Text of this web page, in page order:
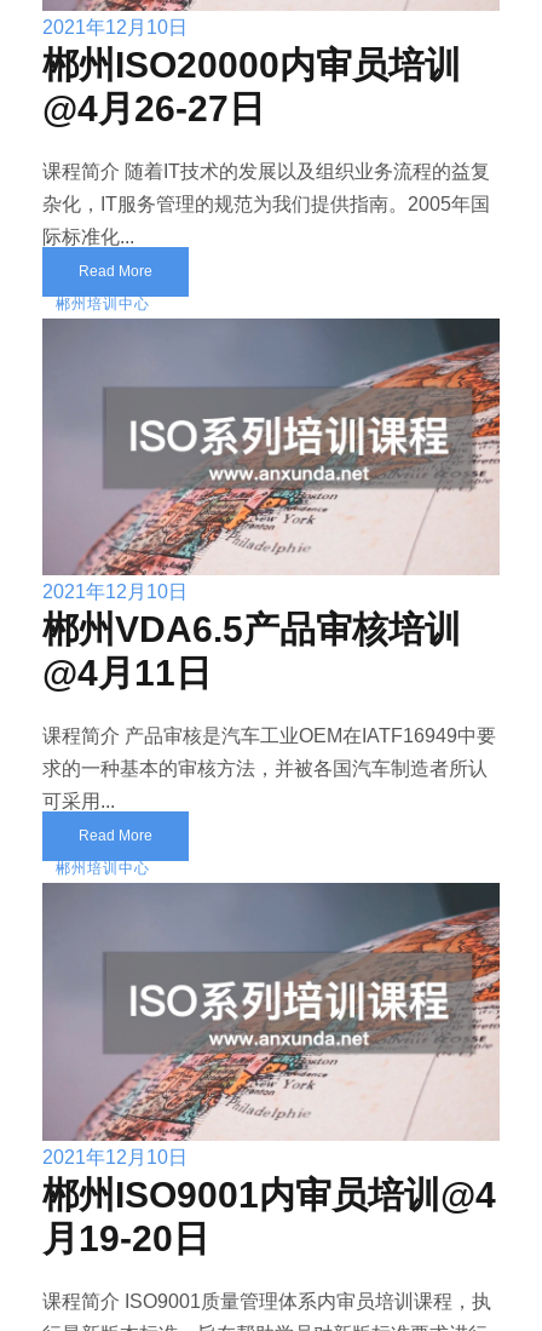
2021年12月10日
郴州ISO20000内审员培训
@4月26-27日
课程简介 随着IT技术的发展以及组织业务流程的益复
杂化，IT服务管理的规范为我们提供指南。2005年国
际标准化...
Read More
郴州培训中心
2021年12月10日
郴州VDA6.5产品审核培训
@4月11日
课程简介 产品审核是汽车工业OEM在IATF16949中要
求的一种基本的审核方法，并被各国汽车制造者所认
可采用...
Read More
郴州培训中心
2021年12月10日
郴州ISO9001内审员培训@4
月19-20日
课程简介 ISO9001质量管理体系内审员培训课程，执